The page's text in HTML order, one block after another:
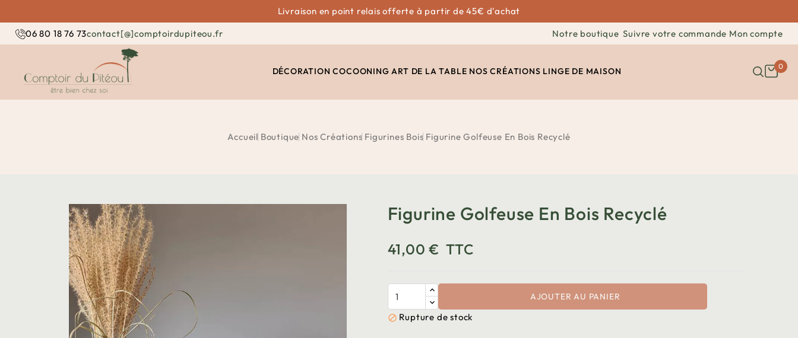
Livraison en point relais offerte à partir de 45€ d'achat
06 80 18 76 73contact[@]comptoirdupiteou.fr Notre boutique Suivre votre commande Mon compte
DÉCORATION COCOONING ART DE LA TABLE NOS CRÉATIONS LINGE DE MAISON 0
Accueil Boutique Nos Créations Figurines Bois Figurine Golfeuse En Bois Recyclé
Figurine Golfeuse En Bois Recyclé
41,00 € TTC
AJOUTER AU PANIER
 Rupture de stock